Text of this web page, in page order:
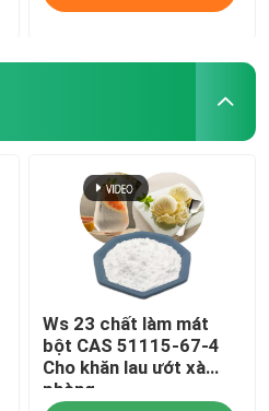
Ws 23 chất làm mát
bột CAS 51115-67-4
Cho khăn lau ướt xà
phòng